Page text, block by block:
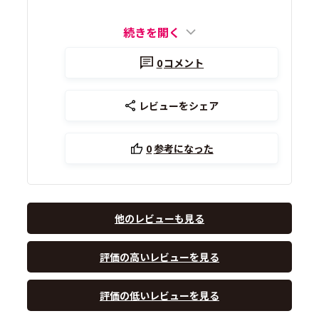
続きを開く
0コメント
レビューをシェア
0参考になった
他のレビューも見る
評価の高いレビューを見る
評価の低いレビューを見る